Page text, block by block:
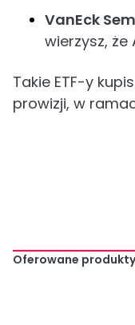
VanEck
wierzysz,
Takie ETF-y
prowizji, w
Oferowane produkty